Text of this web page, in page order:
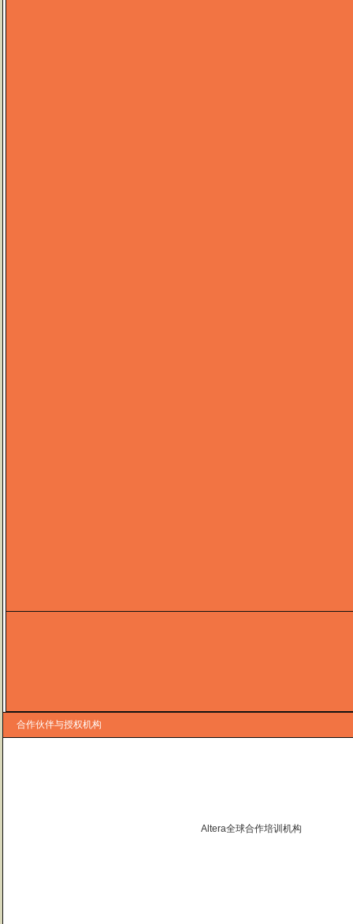
合作伙伴与授权机构
Altera全球合作培训机构